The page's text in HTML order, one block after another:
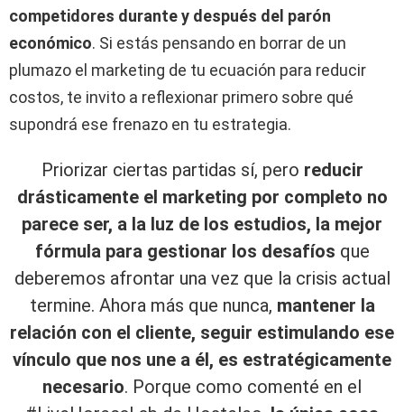
competidores durante y después del parón
económico. Si estás pensando en borrar de un
plumazo el marketing de tu ecuación para reducir
costos, te invito a reflexionar primero sobre qué
supondrá ese frenazo en tu estrategia.
Priorizar ciertas partidas sí, pero reducir
drásticamente el marketing por completo no
parece ser, a la luz de los estudios, la mejor
fórmula para gestionar los desafíos que
deberemos afrontar una vez que la crisis actual
termine. Ahora más que nunca, mantener la
relación con el cliente, seguir estimulando ese
vínculo que nos une a él, es estratégicamente
necesario. Porque como comenté en el